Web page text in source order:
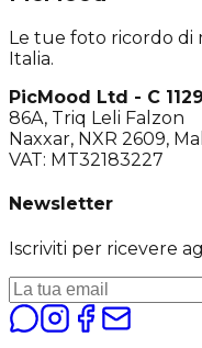
Le tue foto ricordo di
Italia.
PicMood Ltd - C
86A, Triq Leli Falzon
Naxxar, NXR 2609,
VAT: MT32183227
Newsletter
Iscriviti per ricevere